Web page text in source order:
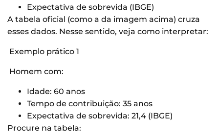
Expectativa de sobrevida (IBGE)
A tabela oficial (como a da imagem acima) cruza
esses dados. Nesse sentido, veja como interpretar:
Exemplo prático 1
Homem com:
Idade: 60 anos
Tempo de contribuição: 35 anos
Expectativa de sobrevida: 21,4 (IBGE)
Procure na tabela: